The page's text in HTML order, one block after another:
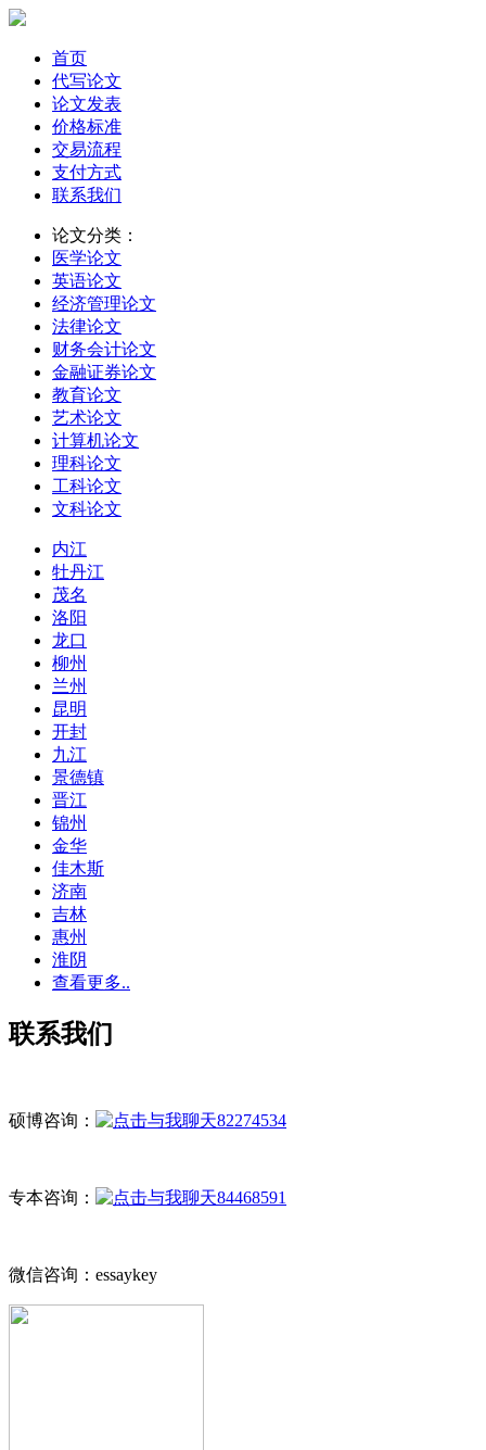
首页
代写论文
论文发表
价格标准
交易流程
支付方式
联系我们
论文分类：
医学论文
英语论文
经济管理论文
法律论文
财务会计论文
金融证券论文
教育论文
艺术论文
计算机论文
理科论文
工科论文
文科论文
内江
牡丹江
茂名
洛阳
龙口
柳州
兰州
昆明
开封
九江
景德镇
晋江
锦州
金华
佳木斯
济南
吉林
惠州
淮阴
查看更多..
联系我们
硕博咨询： 82274534
专本咨询： 84468591
微信咨询：essaykey